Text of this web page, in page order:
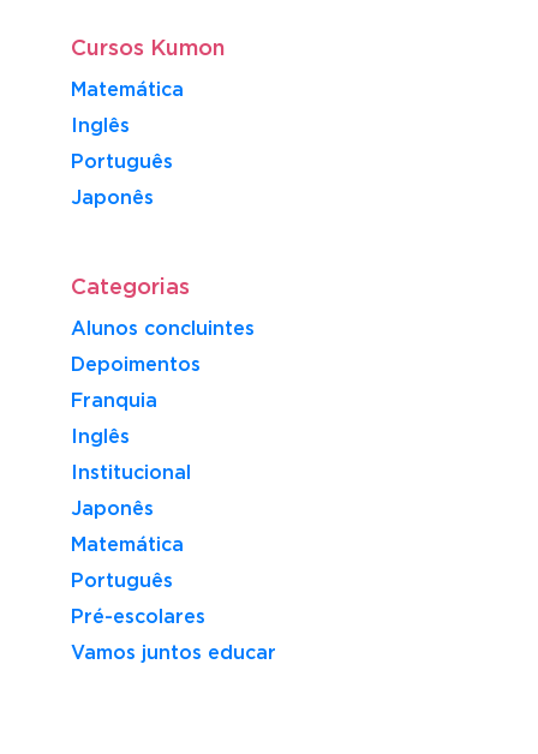
Cursos Kumon
Matemática
Inglês
Português
​Japonês
Categorias
Alunos concluintes
Depoimentos
Franquia
Inglês
Institucional
Japonês
Matemática
Português
Pré-escolares
Vamos juntos educar